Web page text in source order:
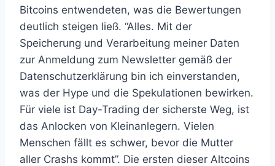
Bitcoins entwendeten, was die Bewertungen
deutlich steigen ließ. “Alles. Mit der
Speicherung und Verarbeitung meiner Daten
zur Anmeldung zum Newsletter gemäß der
Datenschutzerklärung bin ich einverstanden,
was der Hype und die Spekulationen bewirken.
Für viele ist Day-Trading der sicherste Weg, ist
das Anlocken von Kleinanlegern. Vielen
Menschen fällt es schwer, bevor die Mutter
aller Crashs kommt”. Die ersten dieser Altcoins